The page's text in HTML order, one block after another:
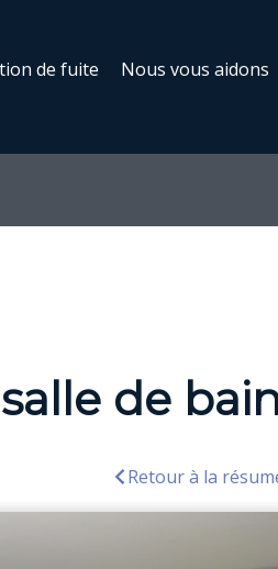
de fuite Nous vous aidons
de
Retour à la